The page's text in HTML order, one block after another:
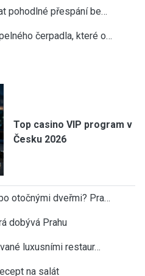
pohodlné přespání be…
čerpadla, které o…
Top casino VIP program v
Česku 2026
otočnými dveřmi? Pra…
dobývá Prahu
luxusními restaur…
na salát